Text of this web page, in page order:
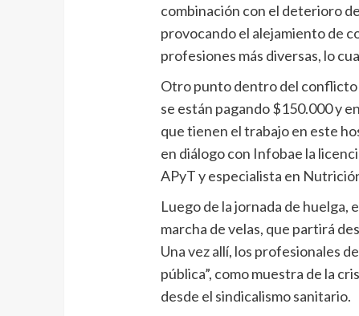
combinación con el deterioro
provocando el alejamiento de
profesiones más diversas, lo
Otro punto dentro del conflicto
se están pagando $150.000 y
que tienen el trabajo en este
en diálogo con Infobae la
APyT y especialista en
Luego de la jornada de huelga,
marcha de velas, que partirá
Una vez allí, los profesionales
pública”, como muestra de la
desde el sindicalismo sanitario.